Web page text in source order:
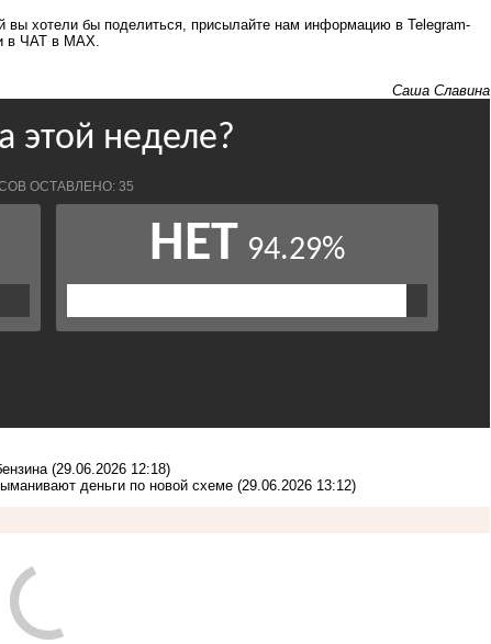
вы хотели бы поделиться, присылайте нам информацию в Telegram-
в ЧАТ в МАХ.
Саша Славина
(29.06.2026 12:18)
деньги по новой схеме (29.06.2026 13:12)